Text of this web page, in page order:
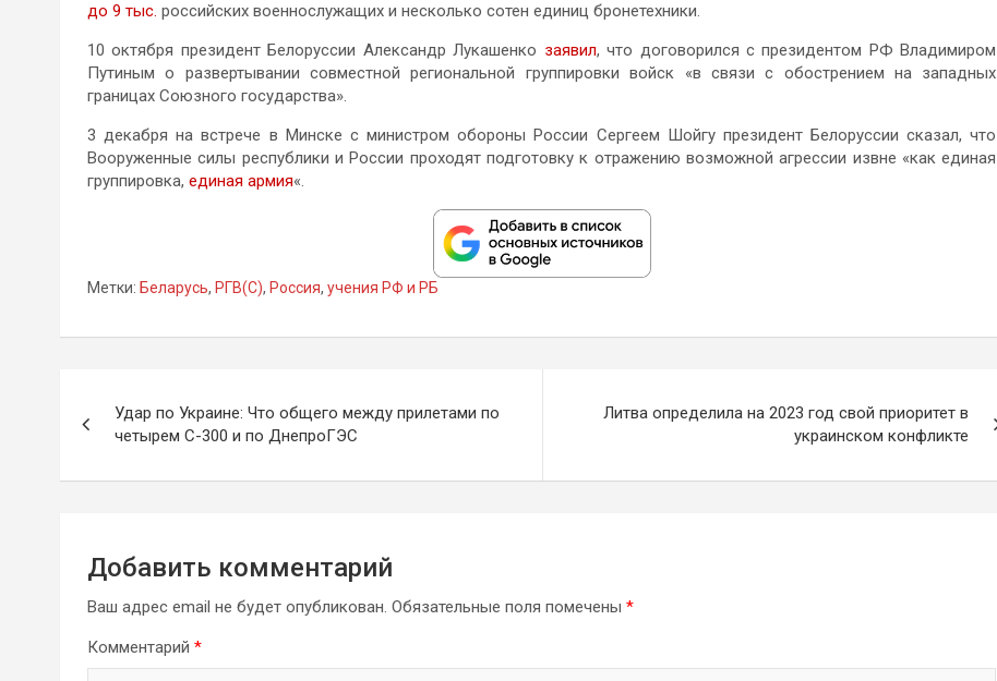
до 9 тыс. российских военнослужащих и несколько сотен единиц бронетехники.
10 октября президент Белоруссии Александр Лукашенко заявил, что договорился с президентом РФ Владимиром
Путиным о развертывании совместной региональной группировки войск «в связи с обострением на западных
границах Союзного государства».
3 декабря на встрече в Минске с министром обороны России Сергеем Шойгу президент Белоруссии сказал, что
Вооруженные силы республики и России проходят подготовку к отражению возможной агрессии извне «как единая
группировка, единая армия«.
Метки: Беларусь, РГВ(С), Россия, учения РФ и РБ
по
записям
Удар по Украине: Что общего между прилетами по
четырем С-300 и по ДнепроГЭС
Литва определила на 2023 год свой приоритет в
украинском конфликте
Добавить комментарий
Ваш адрес email не будет опубликован. Обязательные поля помечены *
Комментарий *